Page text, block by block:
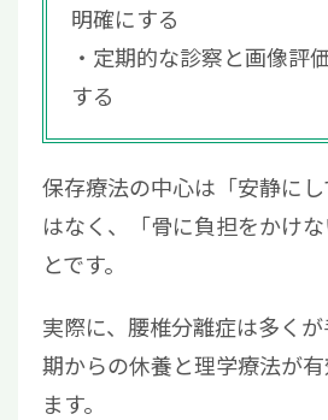
明確にする
定期的な診察と画像評
する
保存療法の中心は「安静に
はなく、「骨に負担をかけ
とです。
実際に、腰椎分離症は多く
期からの休養と理学療法が
ます。